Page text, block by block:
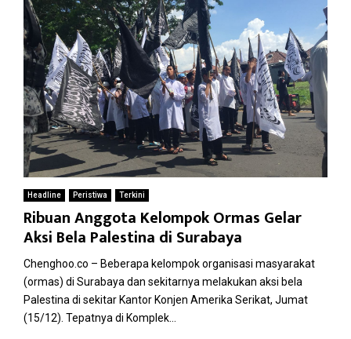
Headline Peristiwa Terkini
Ribuan Anggota Kelompok Ormas Gelar
Aksi Bela Palestina di Surabaya
Chenghoo.co – Beberapa kelompok organisasi masyarakat
(ormas) di Surabaya dan sekitarnya melakukan aksi bela
Palestina di sekitar Kantor Konjen Amerika Serikat, Jumat
(15/12). Tepatnya di Komplek...